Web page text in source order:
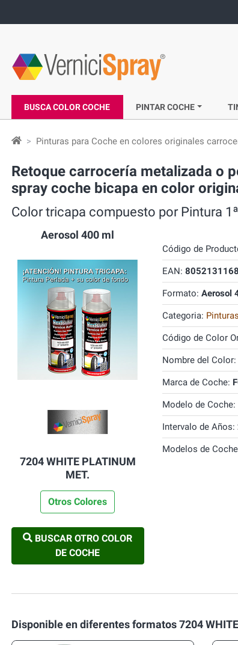
BUSCA COLOR COCHE PINTAR COCHE
Pinturas para Coche en colores originales
Retoque carrocería metalizada o
spray coche bicapa en color
Color tricapa compuesto por Pintura
Aerosol 400 ml
7204 WHITE PLATINUM
MET.
Otros Colores
BUSCAR OTRO COLOR
DE COCHE
Código de
EAN:
Formato: Aerosol
Categoria:
Código de Color
Nombre del Color:
Marca de Coche:
Modelo de Coche:
Intervalo de Años:
Modelos de
Disponible en diferentes formatos 7204